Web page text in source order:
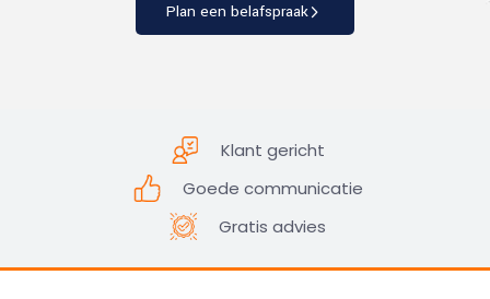
Plan een belafspraak
Klant gericht
Goede communicatie
Gratis advies